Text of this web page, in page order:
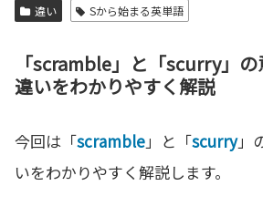
違い Sから始まる英単語
「scramble」と「scurry」
違いをわかりやすく解説
今回は「scramble」と「scurry」
いをわかりやすく解説します。